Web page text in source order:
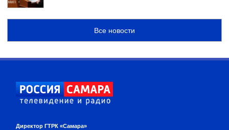
Все новости
Директор ГТРК «Самара»